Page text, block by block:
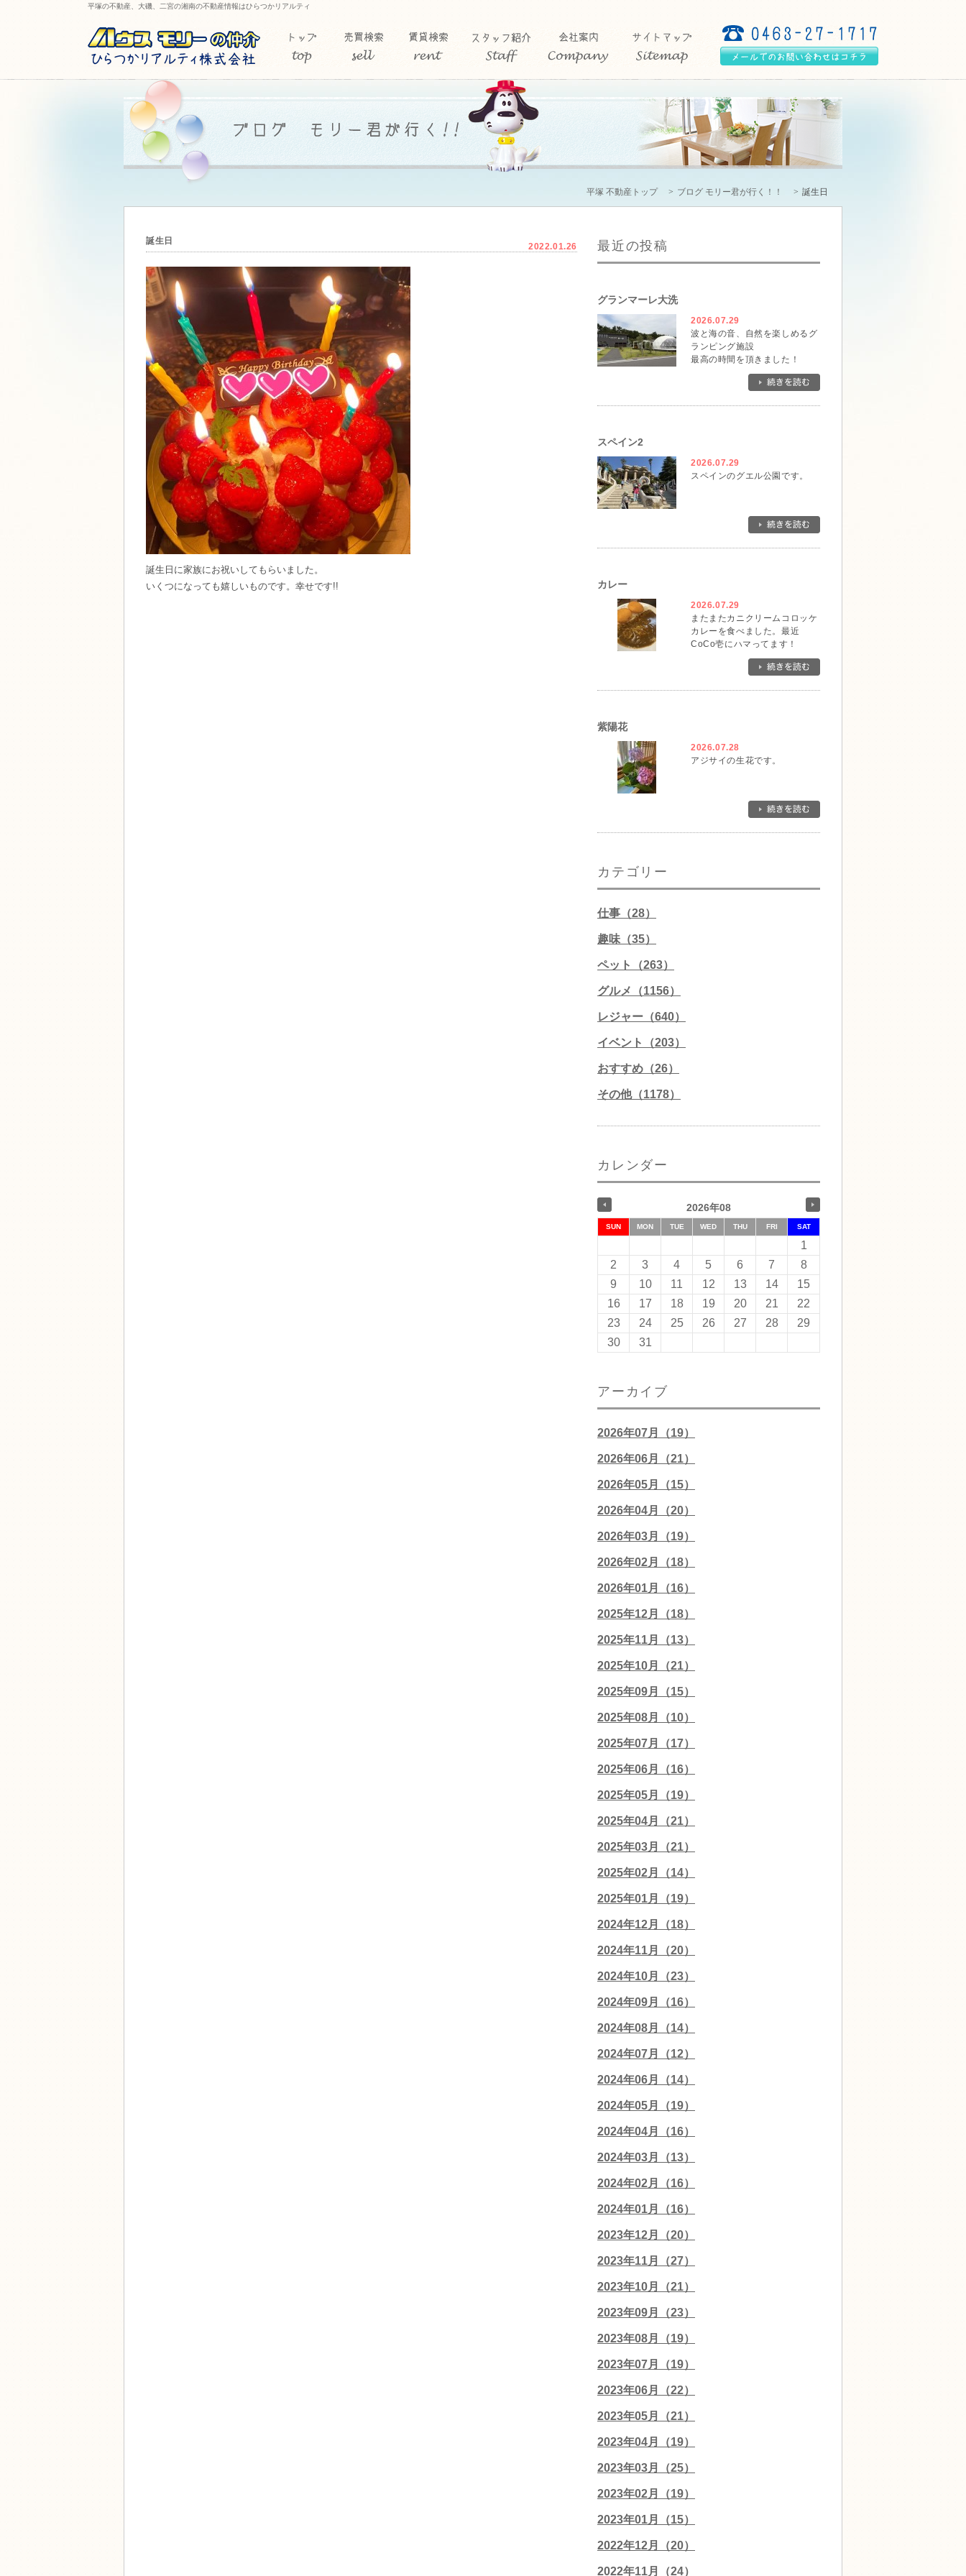
平塚の不動産、大磯、二宮の湘南の不動産情報はひらつかリアルティ
平塚 不動産トップ ブログ モリー君が行く！！ 誕生日
誕生日
2022.01.26
誕生日に家族にお祝いしてもらいました。
いくつになっても嬉しいものです。幸せです!!
最近の投稿
グランマーレ大洗
2026.07.29
波と海の音、自然を楽しめるグ
ランピング施設
最高の時間を頂きました！
スペイン2
2026.07.29
スペインのグエル公園です。
カレー
2026.07.29
またまたカニクリームコロッケ
カレーを食べました。最近
CoCo壱にハマってます！
紫陽花
2026.07.28
アジサイの生花です。
カテゴリー
仕事（28）
趣味（35）
ペット（263）
グルメ（1156）
レジャー（640）
イベント（203）
おすすめ（26）
その他（1178）
カレンダー
2026年08
SUN MON TUE WED THU FRI SAT
1
2
3 4 5 6 7
8
9
10 11 12 13 14
15
16
17 18 19 20 21
22
23
24 25 26 27 28
29
30
31
アーカイブ
2026年07月（19）
2026年06月（21）
2026年05月（15）
2026年04月（20）
2026年03月（19）
2026年02月（18）
2026年01月（16）
2025年12月（18）
2025年11月（13）
2025年10月（21）
2025年09月（15）
2025年08月（10）
2025年07月（17）
2025年06月（16）
2025年05月（19）
2025年04月（21）
2025年03月（21）
2025年02月（14）
2025年01月（19）
2024年12月（18）
2024年11月（20）
2024年10月（23）
2024年09月（16）
2024年08月（14）
2024年07月（12）
2024年06月（14）
2024年05月（19）
2024年04月（16）
2024年03月（13）
2024年02月（16）
2024年01月（16）
2023年12月（20）
2023年11月（27）
2023年10月（21）
2023年09月（23）
2023年08月（19）
2023年07月（19）
2023年06月（22）
2023年05月（21）
2023年04月（19）
2023年03月（25）
2023年02月（19）
2023年01月（15）
2022年12月（20）
2022年11月（24）